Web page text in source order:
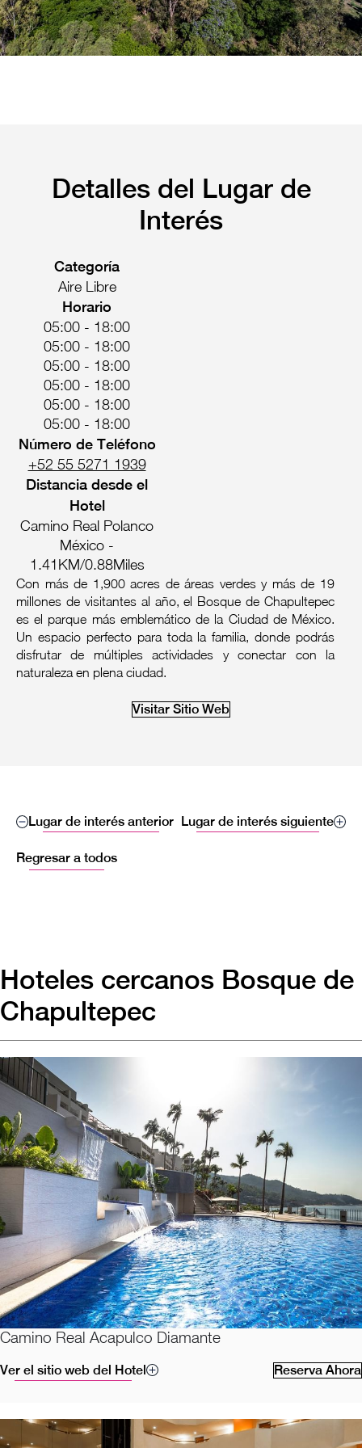
Pachuca
Camino Real Pachuca
Puebla
Detalles del Lugar de
Interés
Categoría
Aire Libre
Horario
05:00 - 18:00
05:00 - 18:00
05:00 - 18:00
05:00 - 18:00
05:00 - 18:00
05:00 - 18:00
Número de Teléfono
+52 55 5271 1939
Distancia desde el
Hotel
Camino Real Polanco
México -
1.41KM/0.88Miles
Con más de 1,900 acres de áreas verdes y más de 19
millones de visitantes al año, el Bosque de Chapultepec
es el parque más emblemático de la Ciudad de México.
Un espacio perfecto para toda la familia, donde podrás
disfrutar de múltiples actividades y conectar con la
naturaleza en plena ciudad.
Visitar Sitio Web
Lugar de interés anterior
Regresar a todos
Lugar de interés siguiente
Hoteles cercanos Bosque de
Chapultepec
Camino Real Acapulco Diamante
Ver el sitio web del Hotel Reserva Ahora